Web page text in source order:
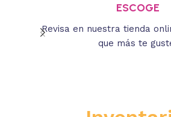
ESCOGE
Revisa en nuestra tienda
que más te